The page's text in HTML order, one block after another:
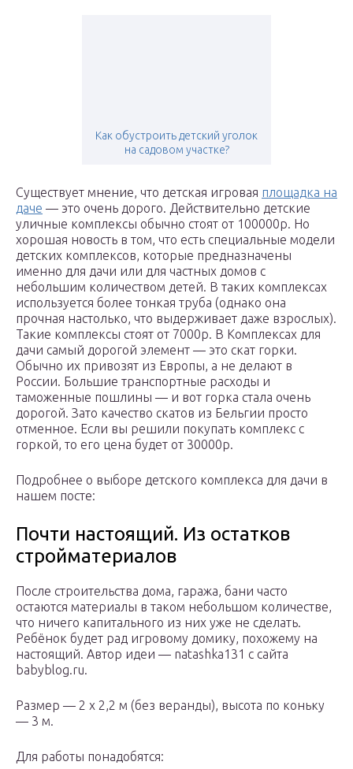
Как обустроить детский уголок
на садовом участке?
Существует мнение, что детская игровая площадка на
даче — это очень дорого. Действительно детские
уличные комплексы обычно стоят от 100000р. Но
хорошая новость в том, что есть специальные модели
детских комплексов, которые предназначены
именно для дачи или для частных домов с
небольшим количеством детей. В таких комплексах
используется более тонкая труба (однако она
прочная настолько, что выдерживает даже взрослых).
Такие комплексы стоят от 7000р. В Комплексах для
дачи самый дорогой элемент — это скат горки.
Обычно их привозят из Европы, а не делают в
России. Большие транспортные расходы и
таможенные пошлины — и вот горка стала очень
дорогой. Зато качество скатов из Бельгии просто
отменное. Если вы решили покупать комплекс с
горкой, то его цена будет от 30000р.
Подробнее о выборе детского комплекса для дачи в
нашем посте:
Почти настоящий. Из остатков
стройматериалов
После строительства дома, гаража, бани часто
остаются материалы в таком небольшом количестве,
что ничего капитального из них уже не сделать.
Ребёнок будет рад игровому домику, похожему на
настоящий. Автор идеи — natashka131 с сайта
babyblog.ru.
Размер — 2 х 2,2 м (без веранды), высота по коньку
— 3 м.
Для работы понадобятся: